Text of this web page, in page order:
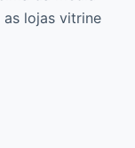
lojas vitrine